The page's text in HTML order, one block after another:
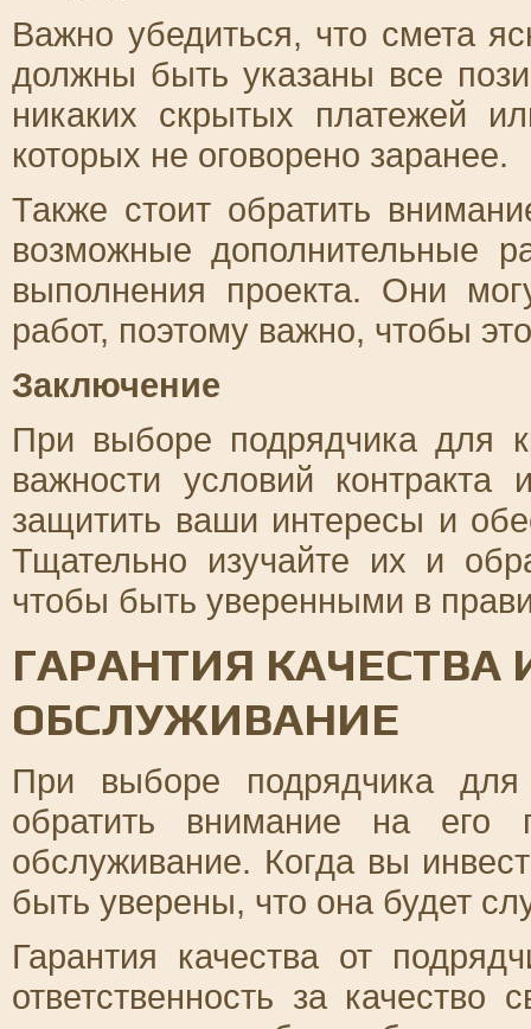
Важно убедиться, что смета
должны быть указаны все
никаких скрытых платежей
которых не оговорено заранее.
Также стоит обратить
возможные дополнительные
выполнения проекта. Они
работ, поэтому важно, чтобы
Заключение
При выборе подрядчика для
важности условий
защитить ваши интересы и
Тщательно изучайте их и
чтобы быть уверенными в
ГАРАНТИЯ КАЧЕСТВА
ОБСЛУЖИВАНИЕ
При выборе подрядчика
обратить внимание на его
обслуживание. Когда вы
быть уверены, что она будет
Гарантия качества от
ответственность за